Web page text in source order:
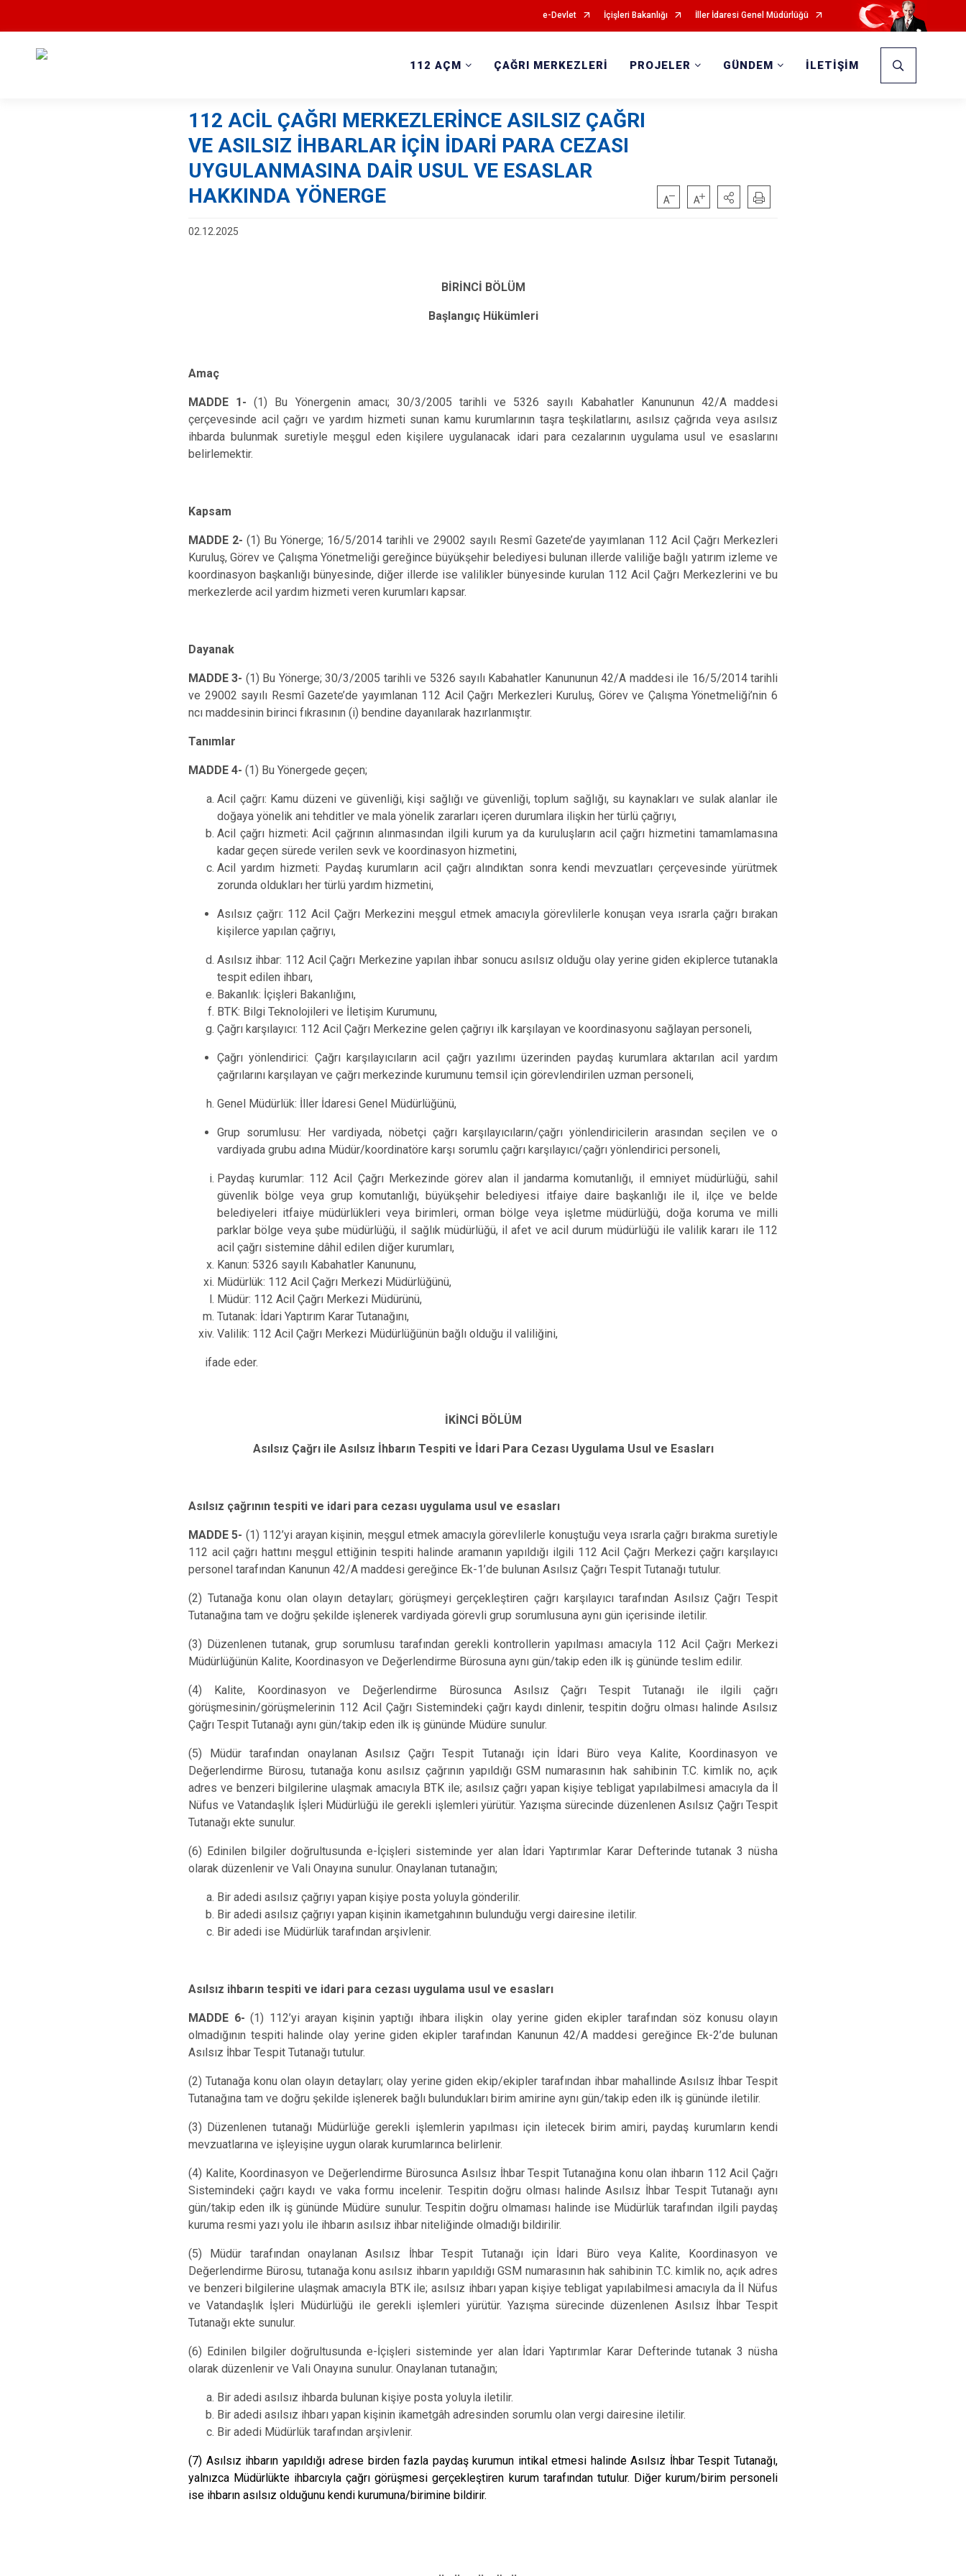
e-Devlet İçişleri Bakanlığı İller İdaresi Genel Müdürlüğü
112 AÇM ÇAĞRI MERKEZLERİ PROJELER GÜNDEM İLETİŞİM
112 ACİL ÇAĞRI MERKEZLERİNCE ASILSIZ ÇAĞRI
VE ASILSIZ İHBARLAR İÇİN İDARİ PARA CEZASI
UYGULANMASINA DAİR USUL VE ESASLAR
HAKKINDA YÖNERGE
02.12.2025
BİRİNCİ BÖLÜM
Başlangıç Hükümleri
Amaç
MADDE 1-(1)
Bu Yönergenin amacı; 30/3/2005 tarihli ve 5326 sayılı Kabahatler Kanununun 42/A maddesi
çerçevesinde acil çağrı ve yardım hizmeti sunan kamu kurumlarının taşra teşkilatlarını, asılsız çağrıda veya asılsız
ihbarda bulunmak suretiyle meşgul eden kişilere uygulanacak idari para cezalarının uygulama usul ve esaslarını
belirlemektir.
Kapsam
MADDE 2-(1) Bu Yönerge; 16/5/2014 tarihli ve 29002 sayılı Resmî Gazete’de yayımlanan 112 Acil Çağrı Merkezleri
Kuruluş, Görev ve Çalışma Yönetmeliği gereğince büyükşehir belediyesi bulunan illerde valiliğe bağlı yatırım izleme ve
koordinasyon başkanlığı bünyesinde, diğer illerde ise valilikler bünyesinde kurulan 112 Acil Çağrı Merkezlerini ve bu
merkezlerde acil yardım hizmeti veren kurumları kapsar.
Dayanak
MADDE 3- (1) Bu Yönerge; 30/3/2005 tarihli ve 5326 sayılı Kabahatler Kanununun 42/A maddesi ile 16/5/2014 tarihli
ve 29002 sayılı Resmî Gazete’de yayımlanan 112 Acil Çağrı Merkezleri Kuruluş, Görev ve Çalışma Yönetmeliği’nin 6
ncı maddesinin birinci fıkrasının (i) bendine dayanılarak hazırlanmıştır.
Tanımlar
MADDE 4- (1) Bu Yönergede geçen;
Acil çağrı: Kamu düzeni ve güvenliği, kişi sağlığı ve güvenliği, toplum sağlığı, su kaynakları ve sulak alanlar ile
doğaya yönelik ani tehditler ve mala yönelik zararları içeren durumlara ilişkin her türlü çağrıyı,
Acil çağrı hizmeti: Acil çağrının alınmasından ilgili kurum ya da kuruluşların acil çağrı hizmetini tamamlamasına
kadar geçen sürede verilen sevk ve koordinasyon hizmetini,
Acil yardım hizmeti: Paydaş kurumların acil çağrı alındıktan sonra kendi mevzuatları çerçevesinde yürütmek
zorunda oldukları her türlü yardım hizmetini,
Asılsız çağrı: 112 Acil Çağrı Merkezini meşgul etmek amacıyla görevlilerle konuşan veya ısrarla çağrı bırakan
kişilerce yapılan çağrıyı,
Asılsız ihbar: 112 Acil Çağrı Merkezine yapılan ihbar sonucu asılsız olduğu olay yerine giden ekiplerce tutanakla
tespit edilen ihbarı,
Bakanlık: İçişleri Bakanlığını,
BTK: Bilgi Teknolojileri ve İletişim Kurumunu,
Çağrı karşılayıcı: 112 Acil Çağrı Merkezine gelen çağrıyı ilk karşılayan ve koordinasyonu sağlayan personeli,
Çağrı yönlendirici: Çağrı karşılayıcıların acil çağrı yazılımı üzerinden paydaş kurumlara aktarılan acil yardım
çağrılarını karşılayan ve çağrı merkezinde kurumunu temsil için görevlendirilen uzman personeli,
Genel Müdürlük: İller İdaresi Genel Müdürlüğünü,
Grup sorumlusu: Her vardiyada, nöbetçi çağrı karşılayıcıların/çağrı yönlendiricilerin arasından seçilen ve o
vardiyada grubu adına Müdür/koordinatöre karşı sorumlu çağrı karşılayıcı/çağrı yönlendirici personeli,
Paydaş kurumlar: 112 Acil Çağrı Merkezinde görev alan il jandarma komutanlığı, il emniyet müdürlüğü, sahil
güvenlik bölge veya grup komutanlığı, büyükşehir belediyesi itfaiye daire başkanlığı ile il, ilçe ve belde
belediyeleri itfaiye müdürlükleri veya birimleri, orman bölge veya işletme müdürlüğü, doğa koruma ve milli
parklar bölge veya şube müdürlüğü, il sağlık müdürlüğü, il afet ve acil durum müdürlüğü ile valilik kararı ile 112
acil çağrı sistemine dâhil edilen diğer kurumları,
Kanun: 5326 sayılı Kabahatler Kanununu,
Müdürlük: 112 Acil Çağrı Merkezi Müdürlüğünü,
Müdür: 112 Acil Çağrı Merkezi Müdürünü,
Tutanak: İdari Yaptırım Karar Tutanağını,
Valilik: 112 Acil Çağrı Merkezi Müdürlüğünün bağlı olduğu il valiliğini,
ifade eder.
İKİNCİ BÖLÜM
Asılsız Çağrı ile Asılsız İhbarın Tespiti ve İdari Para Cezası Uygulama Usul ve Esasları
Asılsız çağrının tespiti ve idari para cezası uygulama usul ve esasları
MADDE 5- (1) 112’yi arayan kişinin, meşgul etmek amacıyla görevlilerle konuştuğu veya ısrarla çağrı bırakma suretiyle
112 acil çağrı hattını meşgul ettiğinin tespiti halinde aramanın yapıldığı ilgili 112 Acil Çağrı Merkezi çağrı karşılayıcı
personel tarafından Kanunun 42/A maddesi gereğince Ek-1’de bulunan Asılsız Çağrı Tespit Tutanağı tutulur.
(2) Tutanağa konu olan olayın detayları; görüşmeyi gerçekleştiren çağrı karşılayıcı tarafından Asılsız Çağrı Tespit
Tutanağına tam ve doğru şekilde işlenerek vardiyada görevli grup sorumlusuna aynı gün içerisinde iletilir.
(3) Düzenlenen tutanak, grup sorumlusu tarafından gerekli kontrollerin yapılması amacıyla 112 Acil Çağrı Merkezi
Müdürlüğünün Kalite, Koordinasyon ve Değerlendirme Bürosuna aynı gün/takip eden ilk iş gününde teslim edilir.
(4) Kalite, Koordinasyon ve Değerlendirme Bürosunca Asılsız Çağrı Tespit Tutanağı ile ilgili çağrı
görüşmesinin/görüşmelerinin 112 Acil Çağrı Sistemindeki çağrı kaydı dinlenir, tespitin doğru olması halinde Asılsız
Çağrı Tespit Tutanağı aynı gün/takip eden ilk iş gününde Müdüre sunulur.
(5) Müdür tarafından onaylanan Asılsız Çağrı Tespit Tutanağı için İdari Büro veya Kalite, Koordinasyon ve
Değerlendirme Bürosu, tutanağa konu asılsız çağrının yapıldığı GSM numarasının hak sahibinin T.C. kimlik no, açık
adres ve benzeri bilgilerine ulaşmak amacıyla BTK ile; asılsız çağrı yapan kişiye tebligat yapılabilmesi amacıyla da İl
Nüfus ve Vatandaşlık İşleri Müdürlüğü ile gerekli işlemleri yürütür. Yazışma sürecinde düzenlenen Asılsız Çağrı Tespit
Tutanağı ekte sunulur.
(6) Edinilen bilgiler doğrultusunda e-İçişleri sisteminde yer alan İdari Yaptırımlar Karar Defterinde tutanak 3 nüsha
olarak düzenlenir ve Vali Onayına sunulur. Onaylanan tutanağın;
Bir adedi asılsız çağrıyı yapan kişiye posta yoluyla gönderilir.
Bir adedi asılsız çağrıyı yapan kişinin ikametgahının bulunduğu vergi dairesine iletilir.
Bir adedi ise Müdürlük tarafından arşivlenir.
Asılsız ihbarın tespiti ve idari para cezası uygulama usul ve esasları
MADDE 6- (1) 112’yi arayan kişinin yaptığı ihbara ilişkin
olay yerine giden ekipler tarafından söz konusu olayın
olmadığının tespiti halinde olay yerine giden ekipler tarafından Kanunun 42/A maddesi gereğince Ek-2’de bulunan
Asılsız İhbar Tespit Tutanağı tutulur.
(2) Tutanağa konu olan olayın detayları; olay yerine giden ekip/ekipler tarafından ihbar mahallinde Asılsız İhbar Tespit
Tutanağına tam ve doğru şekilde işlenerek bağlı bulundukları birim amirine aynı gün/takip eden ilk iş gününde iletilir.
(3) Düzenlenen tutanağı Müdürlüğe gerekli işlemlerin yapılması için iletecek birim amiri, paydaş kurumların kendi
mevzuatlarına ve işleyişine uygun olarak kurumlarınca belirlenir.
(4) Kalite, Koordinasyon ve Değerlendirme Bürosunca Asılsız İhbar Tespit Tutanağına konu olan ihbarın 112 Acil Çağrı
Sistemindeki çağrı kaydı ve vaka formu incelenir. Tespitin doğru olması halinde Asılsız İhbar Tespit Tutanağı aynı
gün/takip eden ilk iş gününde Müdüre sunulur. Tespitin doğru olmaması halinde ise Müdürlük tarafından ilgili paydaş
kuruma resmi yazı yolu ile ihbarın asılsız ihbar niteliğinde olmadığı bildirilir.
(5) Müdür tarafından onaylanan Asılsız İhbar Tespit Tutanağı için İdari Büro veya Kalite, Koordinasyon ve
Değerlendirme Bürosu, tutanağa konu asılsız ihbarın yapıldığı GSM numarasının hak sahibinin T.C. kimlik no, açık adres
ve benzeri bilgilerine ulaşmak amacıyla BTK ile; asılsız ihbarı yapan kişiye tebligat yapılabilmesi amacıyla da İl Nüfus
ve Vatandaşlık İşleri Müdürlüğü ile gerekli işlemleri yürütür. Yazışma sürecinde düzenlenen Asılsız İhbar Tespit
Tutanağı ekte sunulur.
(6) Edinilen bilgiler doğrultusunda e-İçişleri sisteminde yer alan İdari Yaptırımlar Karar Defterinde tutanak 3 nüsha
olarak düzenlenir ve Vali Onayına sunulur. Onaylanan tutanağın;
Bir adedi asılsız ihbarda bulunan kişiye posta yoluyla iletilir.
Bir adedi asılsız ihbarı yapan kişinin ikametgâh adresinden sorumlu olan vergi dairesine iletilir.
Bir adedi Müdürlük tarafından arşivlenir.
(7) Asılsız ihbarın yapıldığı adrese birden fazla paydaş kurumun intikal etmesi halinde Asılsız İhbar Tespit Tutanağı,
yalnızca Müdürlükte ihbarcıyla çağrı görüşmesi gerçekleştiren kurum tarafından tutulur. Diğer kurum/birim personeli
ise ihbarın asılsız olduğunu kendi kurumuna/birimine bildirir.